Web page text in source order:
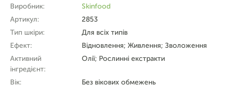
Виробник:
Skinfood
Артикул:
2853
Тип шкіри:
Для всіх типів
Ефект:
Відновлення; Живлення; Зволоження
Активний
інгредієнт:
Олії; Рослинні екстракти
Вік:
Без вікових обмежень